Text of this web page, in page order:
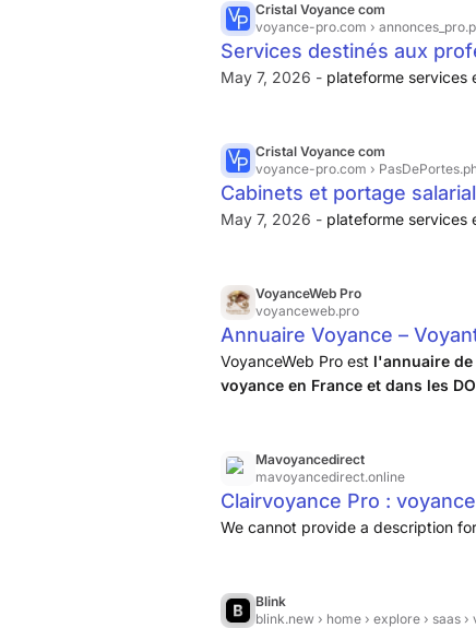
Cristal Voyance com
voyance-pro.com ›
Services destinés aux
May 7, 2026 - plateforme services
Cristal Voyance com
voyance-pro.com ›
Cabinets et portage
May 7, 2026 - plateforme services
VoyanceWeb Pro
voyanceweb.pro
Annuaire Voyance –
VoyanceWeb Pro est l'annuaire
voyance en France et dans les
Mavoyancedirect
mavoyancedirect.online
Clairvoyance Pro :
We cannot provide a description
Blink
blink.new › home › explore › saas